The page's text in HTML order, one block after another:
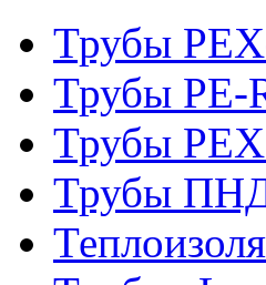
Трубы
Трубы PE-
Трубы
Трубы ПНД